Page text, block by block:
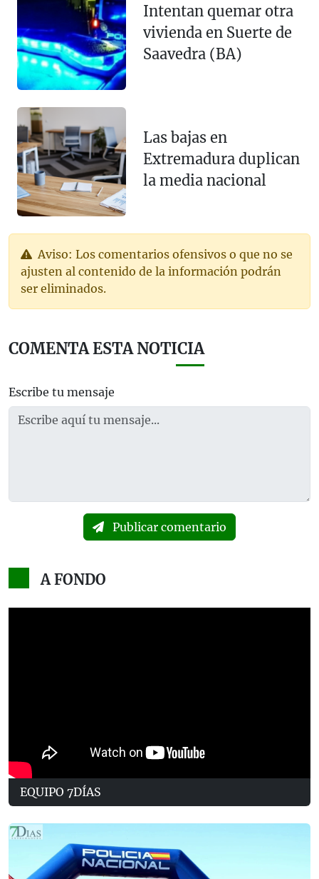
Intentan quemar otra
vivienda en Suerte de
Saavedra (BA)
Las bajas en
Extremadura duplican
la media nacional
Aviso: Los comentarios ofensivos o que no se
ajusten al contenido de la información podrán
ser eliminados.
COMENTA ESTA NOTICIA
Escribe tu mensaje
Publicar comentario
A FONDO
EQUIPO 7DÍAS